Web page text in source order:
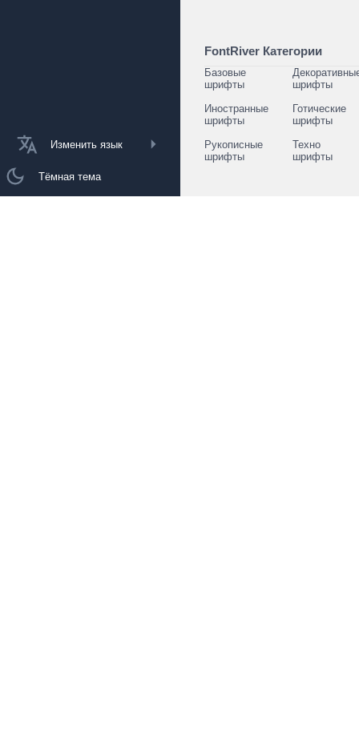
Изменить язык
Тёмная тема
FontRiver Категории
Базовые
шрифты
шрифты
Иностранные
шрифты
Готические
шрифты
Рукописные
шрифты
Техно
шрифты